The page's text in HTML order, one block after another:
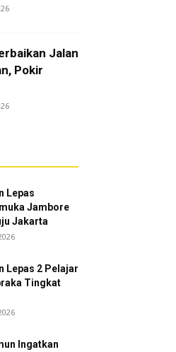
Jalan
Pokir
Lepas
Jambore
Jakarta
Lepas 2 Pelajar
Tingkat
Ingatkan